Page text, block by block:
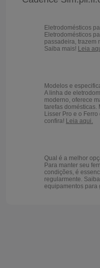
Eletrodomésticos
Eletrodomésticos
passadeira, trazem
Saiba mais! Leia
Modelos e
A linha de
moderno, oferece
tarefas domésticas.
Lisser Pro e o
confira! Leia aqui.
Qual é a melhor
Para manter seu
condições, é
regularmente.
equipamentos para